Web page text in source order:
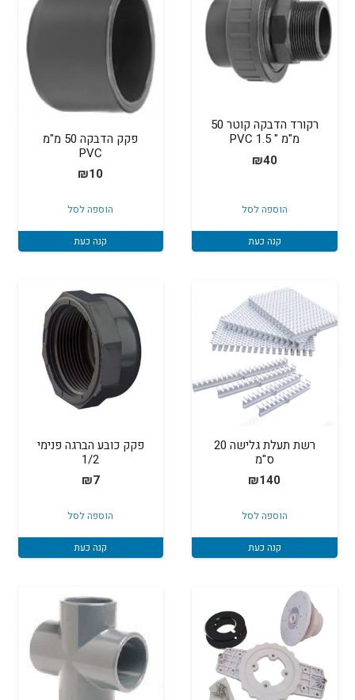
רקורד הדבקה קוטר 50
מ"מ " 1.5 PVC
₪40
הוספה לסל
קנה כעת
פקק הדבקה 50 מ"מ
PVC
₪10
הוספה לסל
קנה כעת
רשת תעלת גלישה 20
ס"מ
₪140
הוספה לסל
קנה כעת
פקק כובע הברגה פנימי
1/2
₪7
הוספה לסל
קנה כעת